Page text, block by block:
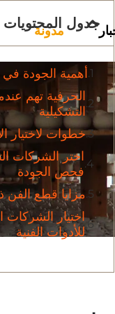
مدونة
جدول المحتويات
أهمية الجودة في
الحرفية تهم
التشكيلية
خطوات لاختيار
اختر الشركات
فحص الجودة
مزايا قطع الفن
اختيار الشركات
للأدوات الفنية